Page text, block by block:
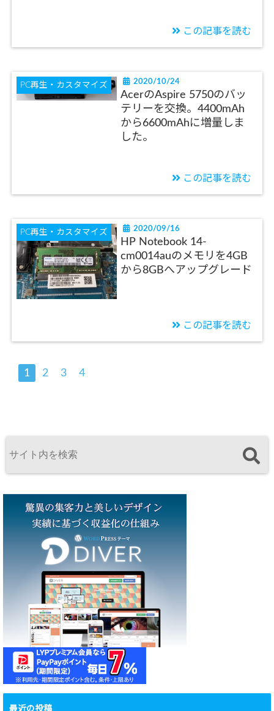
この記事を読む
PC再生・カスタマイズ 2020/10/24
AcerのAspire 5750のバッ
テリーを交換。4400mAh
から6600mAhに増量しま
した。
この記事を読む
PC再生・カスタマイズ 2020/09/16
HP Notebook 14-
cm0014auのメモリを4GB
から8GBへアップグレード
この記事を読む
1 2 3 4
最近の投稿